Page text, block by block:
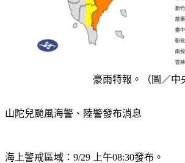
豪雨特報。（圖／中
山陀兒颱風海警、陸警發布消息
海上警戒區域：9/29 上午08:30發布。